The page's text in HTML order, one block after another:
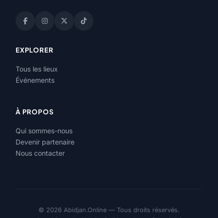
EXPLORER
Tous les lieux
Événements
À PROPOS
Qui sommes-nous
Devenir partenaire
Nous contacter
© 2026 Abidjan.Online — Tous droits réservés.